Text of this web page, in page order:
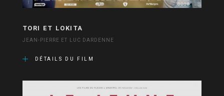
TORI ET LOKITA
JEAN-PIERRE ET LUC DARDENNE
DÉTAILS DU FILM